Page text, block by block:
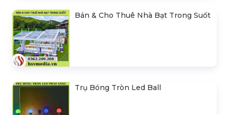
Bán & Cho Thuê Nhà Bạt Trong Suốt
Trụ Bóng Tròn Led Ball